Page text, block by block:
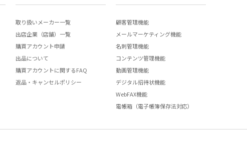
取り扱いメーカー一覧
出店企業（店舗）一覧
購買アカウント申請
出品について
購買アカウントに関するFAQ
返品・キャンセルポリシー
顧客管理機能
メールマーケティング機能
名刺管理機能
コンテンツ管理機能
動画管理機能
デジタル招待状機能
WebFAX機能
電帳箱（電子帳簿保存法対応）